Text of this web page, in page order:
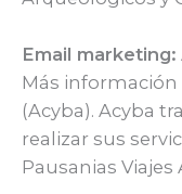
Email marketing:
Más información
(Acyba). Acyba
realizar sus
Pausanias